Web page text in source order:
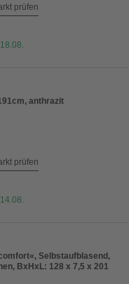
prüfen
anthrazit
prüfen
Selbstaufblasend,
BxHxL: 128 x 7,5 x 201